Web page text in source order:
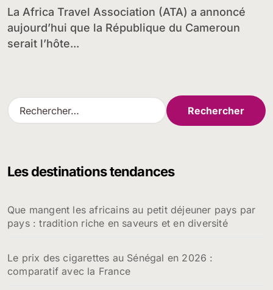
La Africa Travel Association (ATA) a annoncé
aujourd’hui que la République du Cameroun
serait l’hôte...
R
e
r
e
r
Les destinations tendances
Que mangent les africains au petit déjeuner pays par
pays : tradition riche en saveurs et en diversité
Le prix des cigarettes au Sénégal en 2026 :
comparatif avec la France